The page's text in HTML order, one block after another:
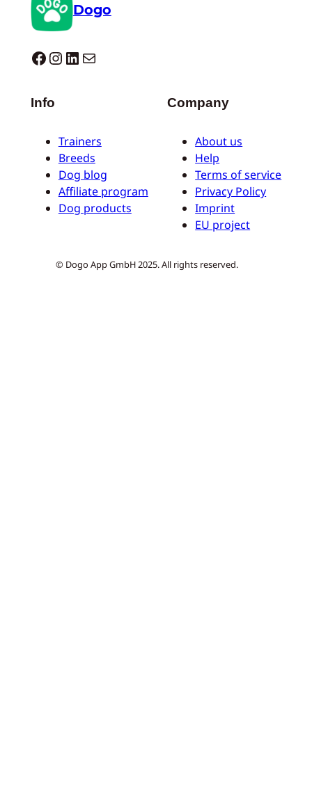
Dogo
Dogo facebook InstagramLinkedIn Correo electrónico
Info
Trainers
Breeds
Dog blog
Affiliate program
Dog products
Company
About us
Help
Terms of service
Privacy Policy
Imprint
EU project
© Dogo App GmbH 2025. All rights reserved.